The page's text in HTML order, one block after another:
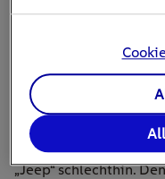
Von außen ist dem
welchem „Stall“ er
ausladende Kotflügel,
die kleinen Details
„Jeep“ schlechthin.